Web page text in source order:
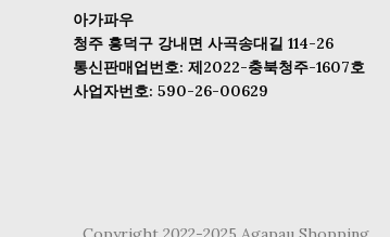
아가파우
청주 흥덕구 강내면 사곡송대길 114-26
통신판매업번호: 제2022-충북청주-1607호
사업자번호: 590-26-00629